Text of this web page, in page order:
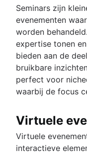
Seminars zijn
evenementen
worden
expertise tonen
bieden aan de
bruikbare
perfect voor
waarbij de focus
Virtuele
Virtuele
interactieve